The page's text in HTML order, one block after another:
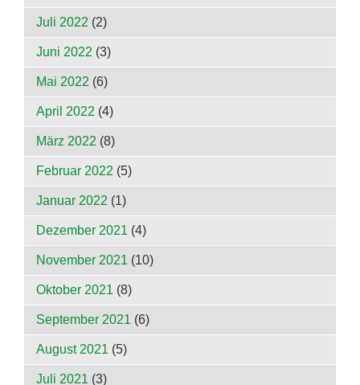
Juli 2022 (2)
Juni 2022 (3)
Mai 2022 (6)
April 2022 (4)
März 2022 (8)
Februar 2022 (5)
Januar 2022 (1)
Dezember 2021 (4)
November 2021 (10)
Oktober 2021 (8)
September 2021 (6)
August 2021 (5)
Juli 2021 (3)